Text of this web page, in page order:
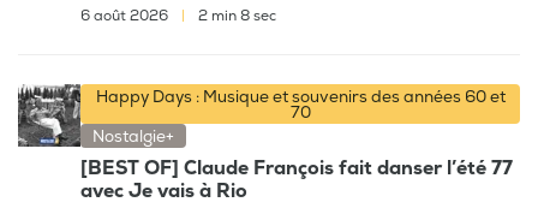
6 août 2026 2 min 8 sec
Happy Days : Musique et souvenirs des années 60 et
70
Nostalgie+
[BEST OF] Claude François fait danser l’été 77
avec Je vais à Rio